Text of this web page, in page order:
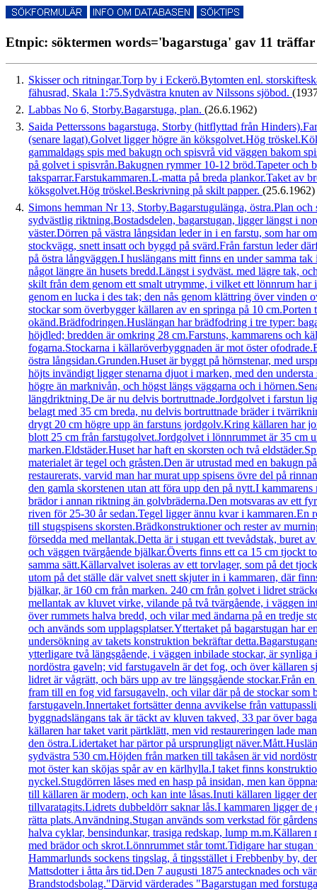
Etnpic: söktermen words='bagarstuga' gav 11 träffar
1. Skisser och ritningar.Torp by i Eckerö.Bytomten enl.
fähusrad, Skala 1:75.Sydvästra knuten av Nilssons sjöbod.
2. Labbas No 6, Storby.Bagarstuga, plan. (26.6.1962)
3. Saida Petterssons bagarstuga, Storby (hitflyttad från
(senare lagat).Golvet ligger högre än köksgolvet.Hög
gammaldags spis med bakugn och spisvrå vid väggen bakom
på golvet i spisvrån.Bakugnen rymmer 10-12 bröd.Tapeter och
taksparrar.Farstukammaren.L-matta på breda plankor.Taket av
köksgolvet.Hög tröskel.Beskrivning på skilt papper. (25.6.1962)
4. Simons hemman Nr 13, Storby.Bagarstugulänga, östra.Plan
sydvästlig riktning.Bostadsdelen, bagarstugan, ligger längst i
väster.Dörren på västra långsidan leder in i en farstu, som har
stockvägg, snett insatt och byggd på svärd.Från farstun leder
på östra långväggen.I huslängans mitt finns en under samma
något längre än husets bredd.Längst i sydväst. med lägre tak,
skilt från dem genom ett smalt utrymme, i vilket ett lönnrum
genom en lucka i des tak; den nås genom klättring över vinden
stockar som överbygger källaren av en springa på 10
okänd.Brädfodringen.Huslängan har brädfodring i tre typer:
höjdled; bredden är omkring 28 cm.Farstuns, kammarens och
fogarna.Stockarna i källaröverbyggnaden är mot öster
östra långsidan.Grunden.Huset är byggt på hörnstenar, med
höjts invändigt ligger stenarna djuot i marken, med den
högre än marknivån, och högst längs väggarna och i
längdriktning.De är nu delvis bortruttnade.Jordgolvet i farstun
belagt med 35 cm breda, nu delvis bortruttnade bräder i
drygt 20 cm högre upp än farstuns jordgolv.Kring källaren har
blott 25 cm från farstugolvet.Jordgolvet i lönnrummet är 35
marken.Eldstäder.Huset har haft en skorsten och två
materialet är tegel och gråsten.Den är utrustad med en bakugn
restaurerats, varvid man har murat upp spisens övre del på
den gamla skorstenen utan att föra upp den på nytt.I
brädor i annan riktning än golvbräderna.Den motsvaras av ett
riven för 25-30 år sedan.Tegel ligger ännu kvar i kammaren.En
till stugspisens skorsten.Brädkonstruktioner och rester av
försedda med mellantak.Detta är i stugan ett tvevådstak, buret
och väggen tvärgående bjälkar.Överts finns ett ca 15 cm tjockt
samma sätt.Källarvalvet isoleras av ett torvlager, som på det
utom på det ställe där valvet snett skjuter in i kammaren, där
bjälkar, är 160 cm från marken. 240 cm från golvet i lidret
mellantak av kluvet virke, vilande på två tvärgående, i väggen
över rummets halva bredd, och vilar med ändarna på en tredje
och används som upplagsplatser.Yttertaket på bagarstugan har
undersökning av takets konstruktion bekräftar
ytterligare två längsgående, i väggen inbilade stockar, är
nordöstra gaveln; vid farstugaveln är det fog, och över källaren
lidret är vågrätt, och bärs upp av tre längsgående stockar.Från
fram till en fog vid farsugaveln, och vilar där på de stockar som
farstugaveln.Innertaket fortsätter denna avvikelse från
byggnadslängans tak är täckt av kluven takved, 33 par över
källaren har taket varit pärtklätt, men vid restaureringen lade
den östra.Lidertaket har pärtor på ursprungligt
sydvästra 530 cm.Höjden från marken till takåsen är vid
mot öster kan sköjas spår av en kärlhylla.I taket finns
nyckel.Stugdörren låses med en hasp på insidan, men kan
till källaren är modern, och kan inte låsas.Inuti källaren ligger
tillvaratagits.Lidrets dubbeldörr saknar lås.I kammaren ligger
rätta plats.Användning.Stugan används som verkstad för
halva cyklar, bensindunkar, trasiga redskap, lump
med brädor och skrot.Lönnrummet står tomt.Tidigare har
Hammarlunds sockens tingslag, å tingsstället i Frebbenby by,
Mattsdotter i åtta års tid.Den 7 augusti 1875 antecknades och
Brandstodsbolag."Därvid värderades "Bagarstugan med